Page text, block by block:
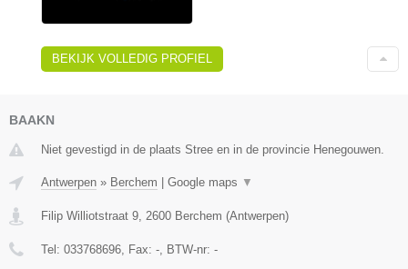
BEKIJK VOLLEDIG PROFIEL
BAAKN
Niet gevestigd in de plaats Stree en in de provincie Henegouwen.
Antwerpen » Berchem Google maps ▼
Filip Williotstraat 9 2600 Berchem (Antwerpen)
Tel: 033768696 , Fax: - , BTW-nr: -